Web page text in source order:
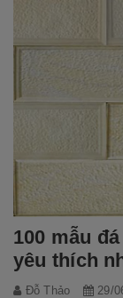
100 mẫu
yêu thích
Đỗ Thảo 29/